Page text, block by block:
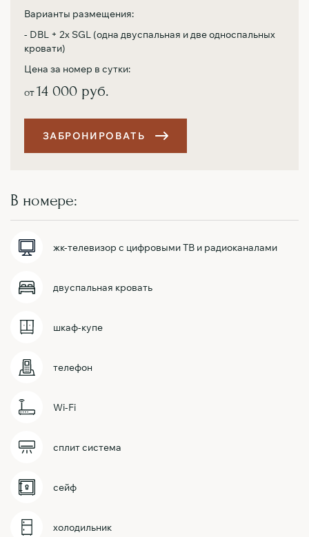
Варианты размещения:
- DBL + 2х SGL (одна двуспальная и две односпальных
кровати)
Цена за номер в сутки:
от14 000 руб.
ЗАБРОНИ РО ВАТ Ь
В номере:
жк-телевизор с цифровыми ТВ и радиоканалами
двуспальная кровать
шкаф-купе
телефон
Wi-Fi
сплит система
сейф
холодильник